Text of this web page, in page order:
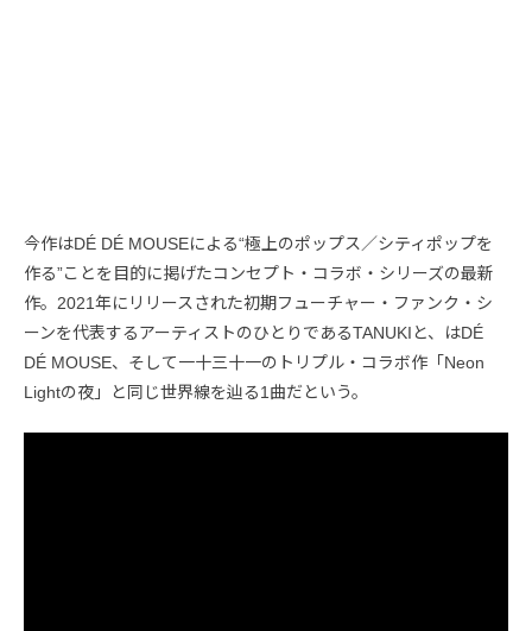
今作はDÉ DÉ MOUSEによる“極上のポップス／シティポップを
作る”ことを目的に掲げたコンセプト・コラボ・シリーズの最新
作。2021年にリリースされた初期フューチャー・ファンク・シ
ーンを代表するアーティストのひとりであるTANUKIと、はDÉ
DÉ MOUSE、そして一十三十一のトリプル・コラボ作「Neon
Lightの夜」と同じ世界線を辿る1曲だという。